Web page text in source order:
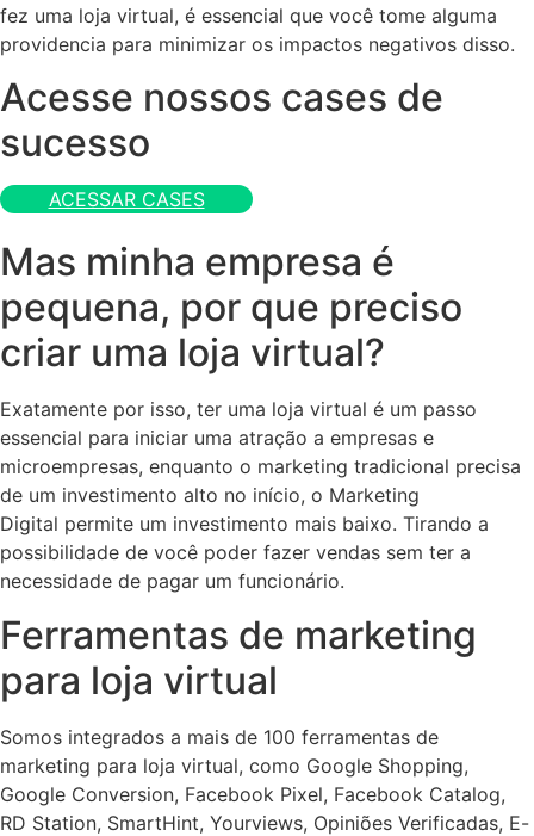
fez uma loja virtual, é essencial que você tome alguma
providencia para minimizar os impactos negativos disso.
Acesse nossos cases de
sucesso
ACESSAR CASES
Mas minha empresa é
pequena, por que preciso
criar uma loja virtual?
Exatamente por isso, ter uma loja virtual é um passo
essencial para iniciar uma atração a empresas e
microempresas, enquanto o marketing tradicional precisa
de um investimento alto no início, o Marketing
Digital permite um investimento mais baixo. Tirando a
possibilidade de você poder fazer vendas sem ter a
necessidade de pagar um funcionário.
Ferramentas de marketing
para loja virtual
Somos integrados a mais de 100 ferramentas de
marketing para loja virtual, como Google Shopping,
Google Conversion, Facebook Pixel, Facebook Catalog,
RD Station, SmartHint, Yourviews, Opiniões Verificadas, E-